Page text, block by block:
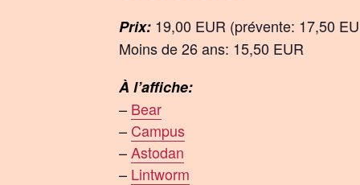
Prix: 19,00 EUR (prévente: 17,50
Moins de 26 ans: 15,50 EUR
À l’affiche:
– Bear
– Campus
–Astodan
– Lintworm